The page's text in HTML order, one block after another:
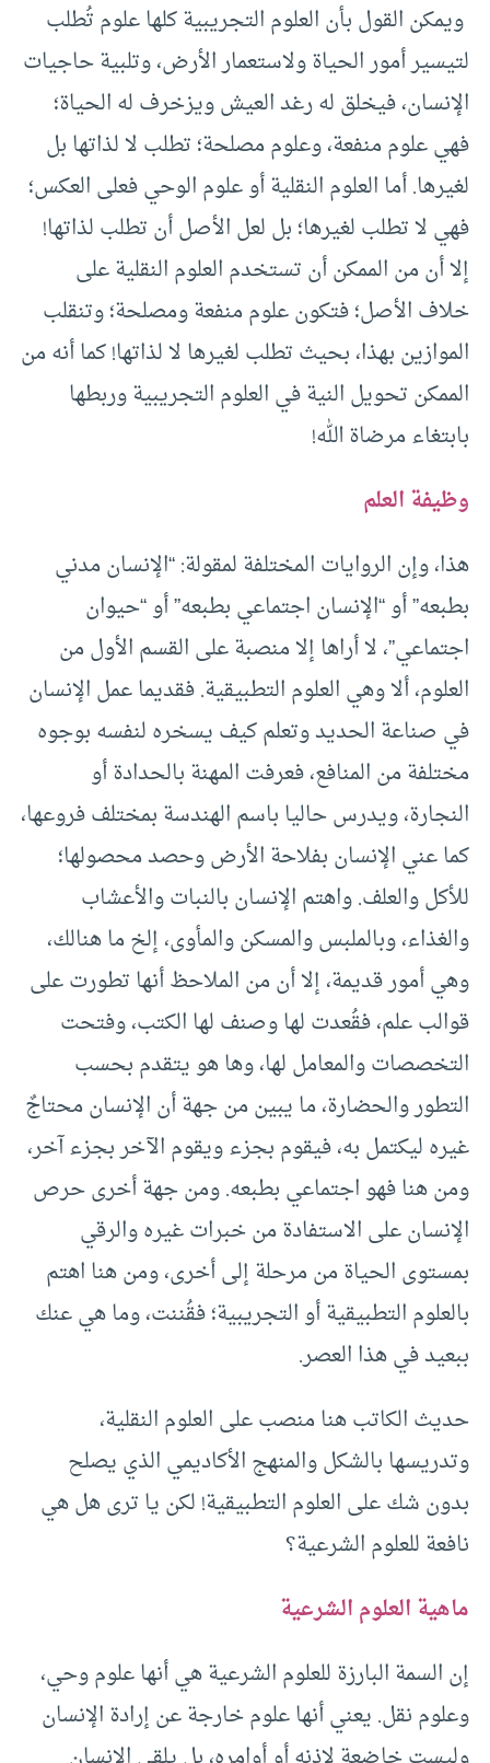
ويمكن القول بأن العلوم التجريبية كلها علوم تُطلب
لتيسير أمور الحياة ولاستعمار الأرض، وتلبية حاجيات
الإنسان، فيخلق له رغد العيش ويزخرف له الحياة؛
فهي علوم منفعة، وعلوم مصلحة؛ تطلب لا لذاتها بل
لغيرها. أما العلوم النقلية أو علوم الوحي فعلى العكس؛
فهي لا تطلب لغيرها؛ بل لعل الأصل أن تطلب لذاتها!
إلا أن من الممكن أن تستخدم العلوم النقلية على
خلاف الأصل؛ فتكون علوم منفعة ومصلحة؛ وتنقلب
الموازين بهذا، بحيث تطلب لغيرها لا لذاتها! كما أنه من
الممكن تحويل النية في العلوم التجريبية وربطها
بابتغاء مرضاة الله!
وظيفة العلم
هذا، وإن الروايات المختلفة لمقولة: “الإنسان مدني
بطبعه” أو “الإنسان اجتماعي بطبعه” أو “حيوان
اجتماعي”، لا أراها إلا منصبة على القسم الأول من
العلوم، ألا وهي العلوم التطبيقية. فقديما عمل الإنسان
في صناعة الحديد وتعلم كيف يسخره لنفسه بوجوه
مختلفة من المنافع، فعرفت المهنة بالحدادة أو
النجارة، ويدرس حاليا باسم الهندسة بمختلف فروعها،
كما عني الإنسان بفلاحة الأرض وحصد محصولها؛
للأكل والعلف. واهتم الإنسان بالنبات والأعشاب
والغذاء، وبالملبس والمسكن والمأوى، إلخ ما هنالك،
وهي أمور قديمة، إلا أن من الملاحظ أنها تطورت على
قوالب علم، فقُعدت لها وصنف لها الكتب، وفتحت
التخصصات والمعامل لها، وها هو يتقدم بحسب
التطور والحضارة، ما يبين من جهة أن الإنسان محتاجٌ
غيره ليكتمل به، فيقوم بجزء ويقوم الآخر بجزء آخر،
ومن هنا فهو اجتماعي بطبعه. ومن جهة أخرى حرص
الإنسان على الاستفادة من خبرات غيره والرقي
بمستوى الحياة من مرحلة إلى أخرى، ومن هنا اهتم
بالعلوم التطبيقية أو التجريبية؛ فقُننت، وما هي عنك
ببعيد في هذا العصر.
حديث الكاتب هنا منصب على العلوم النقلية،
وتدريسها بالشكل والمنهج الأكاديمي الذي يصلح
بدون شك على العلوم التطبيقية! لكن يا ترى هل هي
نافعة للعلوم الشرعية؟
ماهية العلوم الشرعية
إن السمة البارزة للعلوم الشرعية هي أنها علوم وحي،
وعلوم نقل. يعني أنها علوم خارجة عن إرادة الإنسان